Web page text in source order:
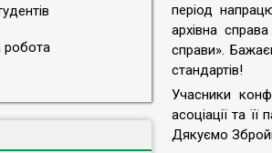
робота
період
архівна
справи».
стандартів!
Учасники
асоціації та
Дякуємо